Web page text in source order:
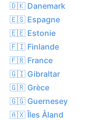
🇩🇰 Danemark
🇪🇸 Espagne
🇪🇪 Estonie
🇫🇮 Finlande
🇫🇷 France
🇬🇮 Gibraltar
🇬🇷 Grèce
🇬🇬 Guernesey
🇦🇽 Îles Åland